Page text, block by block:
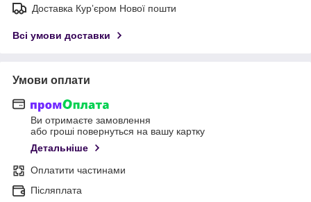
Доставка Курʼєром Нової пошти
Всі умови доставки
Умови оплати
Ви отримаєте замовлення
або гроші повернуться на вашу картку
Детальніше
Оплатити частинами
Післяплата